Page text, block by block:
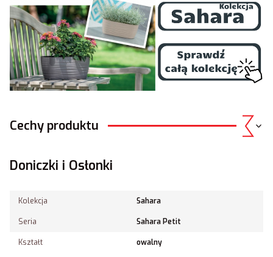
Cechy produktu
Doniczki i Osłonki
Kolekcja Sahara
Seria Sahara Petit
Kształt owalny